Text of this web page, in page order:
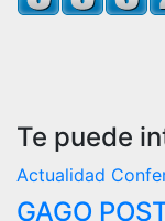
Te puede
Actualidad
GAGO